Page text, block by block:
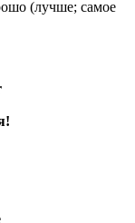
(лучше; самое
!